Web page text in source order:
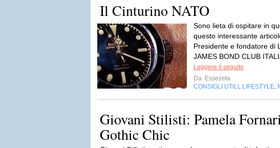
Il Cinturino NATO
Sono lieta di ospitare in
questo interessante
Presidente e fondatore di
JAMES BOND CLUB
Leggere il seguito
Da Essezeta
CONSIGLI UTILI
LIFESTYLE
Giovani Stilisti: Pamela
Gothic Chic